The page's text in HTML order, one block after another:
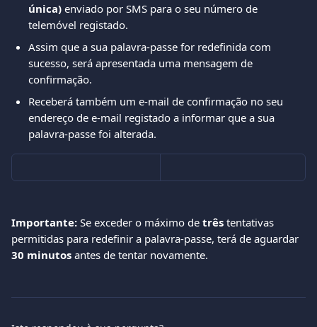
única) enviado por SMS para o seu número de
telemóvel registado.
Assim que a sua palavra-passe for redefinida com
sucesso, será apresentada uma mensagem de
confirmação.
Receberá também um e-mail de confirmação no seu
endereço de e-mail registado a informar que a sua
palavra-passe foi alterada.
Importante: Se exceder o máximo de três tentativas
permitidas para redefinir a palavra-passe, terá de aguardar
30 minutos antes de tentar novamente.